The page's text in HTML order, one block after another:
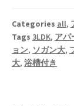
Categories all,
Tags 3LDK, アパ
ョン, ソガン大,
大, 浴槽付き